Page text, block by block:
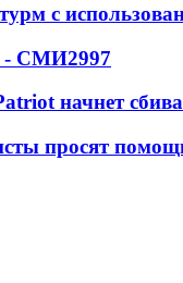
с
- СМИ2997
начнет
просят